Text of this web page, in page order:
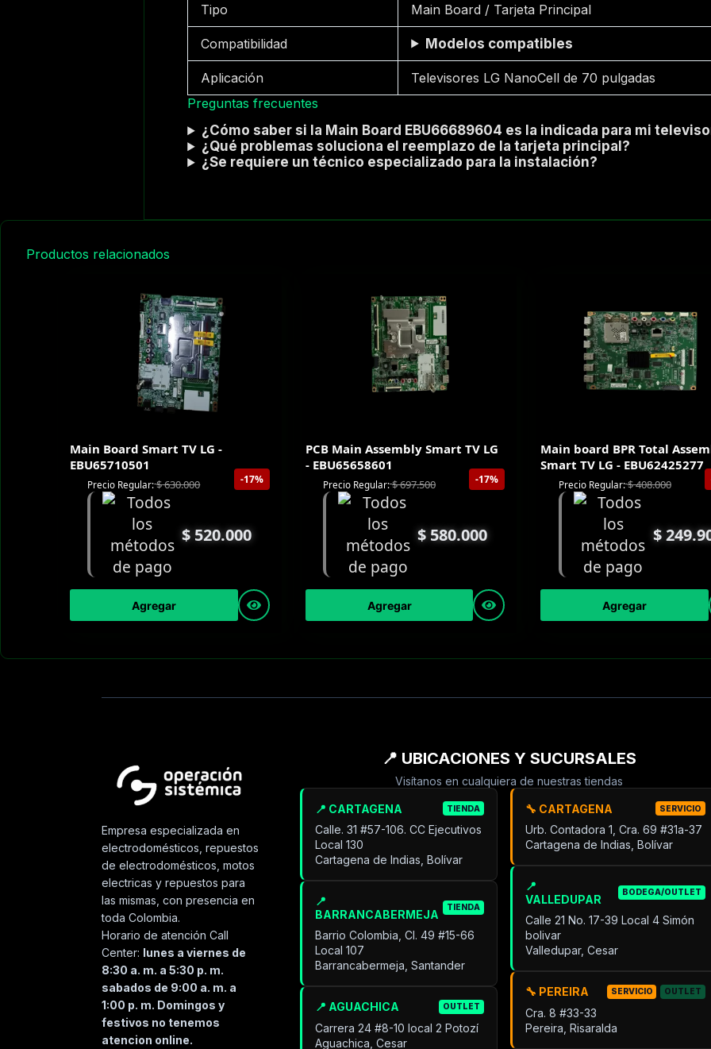
Tipo Main Board / Tarjeta Principal
Compatibilidad Modelos compatibles
Aplicación
Televisores LG NanoCell de 70 pulgadas
Preguntas frecuentes
¿Cómo saber si la Main Board EBU66689604 es la indicada para mi
¿Qué problemas soluciona el reemplazo de la tarjeta principal?
¿Se requiere un técnico especializado para la instalación?
Productos relacionados
Main Board Smart TV LG -
EBU65710501
-17%
Precio Regular:$630.000
$520.000
Agregar
PCB Main Assembly Smart TV LG
- EBU65658601
-17%
Precio Regular:$697.500
$580.000
Agregar
Main board BPR Total
Smart TV LG - EBU62425277
Precio Regular:$408.000
$
Agregar
Empresa especializada en
electrodomésticos, repuestos
de electrodomésticos, motos
electricas y repuestos para
las mismas, con presencia en
toda Colombia.
Horario de atención Call
Center: lunes a viernes de
8:30 a. m. a 5:30 p. m.
sabados de 9:00 a. m. a
1:00 p. m. Domingos y
festivos no tenemos
atencion online.
📍 UBICACIONES Y SUCURSALES
Visítanos en cualquiera de nuestras tiendas
📍 CARTAGENA TIENDA
Calle. 31 #57-106. CC Ejecutivos
Local 130
Cartagena de Indias, Bolívar
📍
BARRANCABERMEJA
TIENDA
Barrio Colombia, Cl. 49 #15-66
Local 107
Barrancabermeja, Santander
📍 AGUACHICA OUTLET
Carrera 24 #8-10 local 2 Potozí
Aguachica, Cesar
🔧 CARTAGENA SERVICIO
Urb. Contadora 1, Cra. 69 #31a-37
Cartagena de Indias, Bolívar
📍
VALLEDUPAR
BODEGA/OUTLET
Calle 21 No. 17-39 Local 4 Simón
bolivar
Valledupar, Cesar
🔧 PEREIRA SERVICIO OUTLET
Cra. 8 #33-33
Pereira, Risaralda